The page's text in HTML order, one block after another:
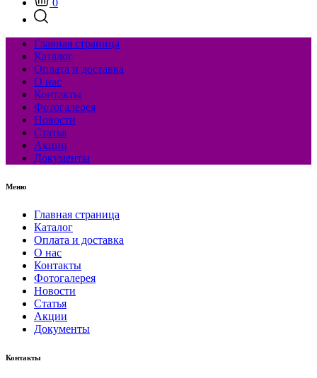
0
Главная страница
Каталог
Оплата и доставка
О нас
Контакты
Фотогалерея
Новости
Статья
Акции
Документы
Меню
Главная страница
Каталог
Оплата и доставка
О нас
Контакты
Фотогалерея
Новости
Статья
Акции
Документы
Контакты